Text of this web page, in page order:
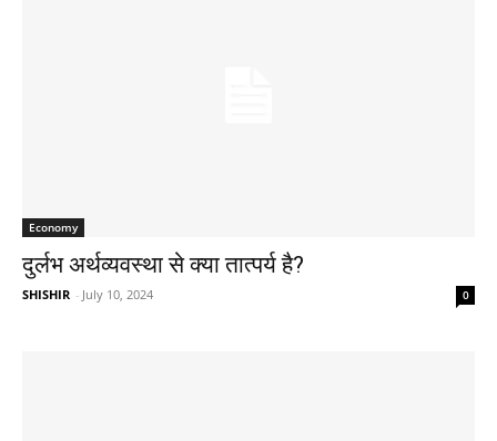
Economy
दुर्लभ अर्थव्यवस्था से क्या तात्पर्य है?
SHISHIR - July 10, 2024 0